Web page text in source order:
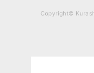
Copyright©